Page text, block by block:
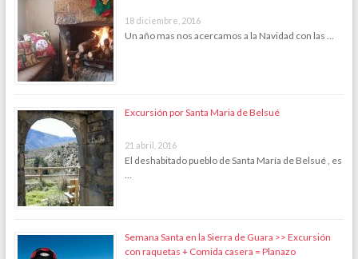
18 diciembre, 2016
Un año mas nos acercamos a la Navidad con las …
Excursión por Santa Maria de Belsué
21 abril, 2016
El deshabitado pueblo de Santa María de Belsué , es
…
Semana Santa en la Sierra de Guara >> Excursión
con raquetas + Comida casera = Planazo